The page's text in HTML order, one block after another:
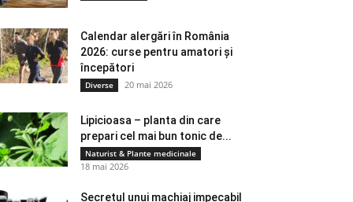
Calendar alergări în România
2026: curse pentru amatori și
începători
Diverse 20 mai 2026
Lipicioasa – planta din care
prepari cel mai bun tonic de...
Naturist & Plante medicinale
18 mai 2026
Secretul unui machiaj impecabil